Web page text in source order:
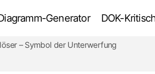
Generator DOK-
Eiffelturm -Besucher aus Metall
– Symbol der Unterwerfung